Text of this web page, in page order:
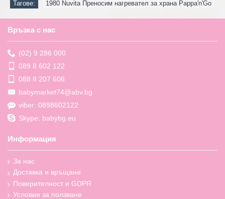
Тагове: 1980 Nuvita Преносим нагревател за храна Pappa'n'Go
Връзка с нас
(02) 9 286 000
089 8 602 122
088 8 207 606
babymarket74@abv.bg
viber: 0898602122
Skype: babybg.eu
Информация
За нас
Доставка и връщане
Поверителност и GDPR
Условия за ползване